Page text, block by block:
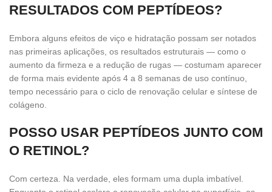
RESULTADOS COM PEPTÍDEOS?
Embora alguns efeitos de viço e hidratação possam ser notados
nas primeiras aplicações, os resultados estruturais — como o
aumento da firmeza e a redução de rugas — costumam aparecer
de forma mais evidente após 4 a 8 semanas de uso contínuo,
tempo necessário para o ciclo de renovação celular e síntese de
colágeno.
POSSO USAR PEPTÍDEOS JUNTO COM
O RETINOL?
Com certeza. Na verdade, eles formam uma dupla imbatível.